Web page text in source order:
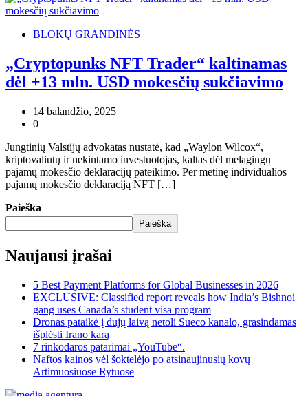
BLOKŲ GRANDINĖS
„Cryptopunks NFT Trader“ kaltinamas
dėl +13 mln. USD mokesčių sukčiavimo
14 balandžio, 2025
0
Jungtinių Valstijų advokatas nustatė, kad „Waylon Wilcox“,
kriptovaliutų ir nekintamo investuotojas, kaltas dėl melagingų
pajamų mokesčio deklaracijų pateikimo. Per metinę individualios
pajamų mokesčio deklaraciją NFT […]
Paieška
Paieška
Naujausi įrašai
5 Best Payment Platforms for Global Businesses in 2026
EXCLUSIVE: Classified report reveals how India’s Bishnoi
gang uses Canada’s student visa program
Dronas pataikė į dujų laivą netoli Sueco kanalo, grasindamas
išplėsti Irano karą
7 rinkodaros patarimai „YouTube“.
Naftos kainos vėl šoktelėjo po atsinaujinusių kovų
Artimuosiuose Rytuose